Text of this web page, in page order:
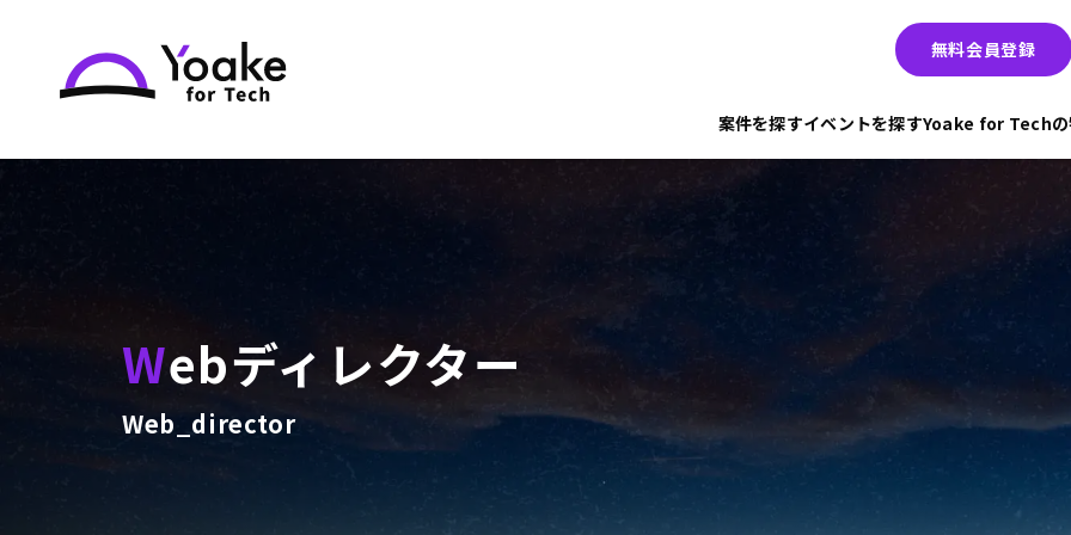
無料会員登録
案件を探すイベントを探すYoake for Techの
Webディレクター
Web_director